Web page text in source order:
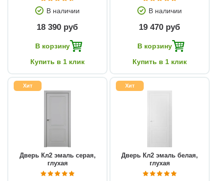
В наличии
18 390 руб
В корзину
Купить в 1 клик
В наличии
19 470 руб
В корзину
Купить в 1 клик
Хит
Дверь Кл2 эмаль серая,
глухая
Хит
Дверь Кл2 эмаль белая,
глухая